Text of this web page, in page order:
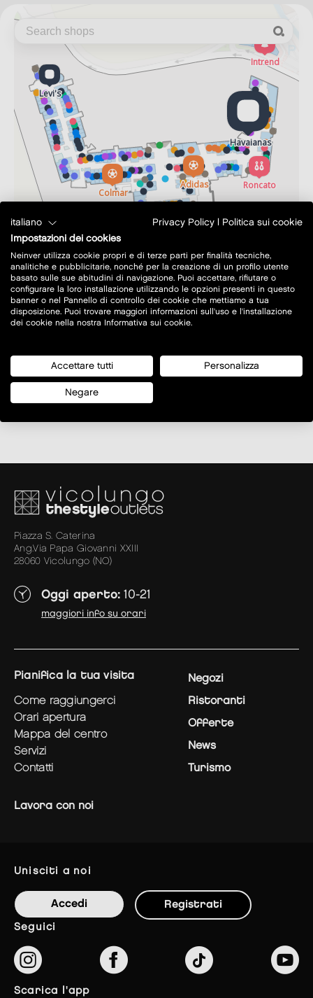
©OpenStreetMapcontributors.
Piazza S. Caterina
Ang.Via Papa Giovanni XXIII
28060 Vicolungo (NO)
Oggi aperto: 10-21
maggiori info su orari
pianifica la tua visita
come raggiungerci
orari apertura
mappa del centro
servizi
contatti
Negozi
Ristoranti
Offerte
News
Turismo
Lavora con noi
unisciti a noi
Accedi Registrati
seguici
scarica l'app
italiano Privacy Policy
Politica sui cookie
Impostazioni dei cookies
Neinver utilizza cookie propri e di terze parti per finalità tecniche,
analitiche e pubblicitarie, nonché per la creazione di un profilo utente
basato sulle sue abitudini di navigazione. Puoi accettare, rifiutare o
configurare la loro installazione utilizzando le opzioni presenti in questo
banner o nel Pannello di controllo dei cookie che mettiamo a tua
disposizione. Puoi trovare maggiori informazioni sull'uso e l'installazione
dei cookie nella nostra Informativa sui cookie.
Accettare tutti Personalizza
Negare